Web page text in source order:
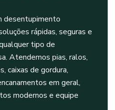
desentupimento
rápidas, seguras e
tipo de
Atendemos pias, ralos,
caixas de gordura,
em geral,
modernos e equipe